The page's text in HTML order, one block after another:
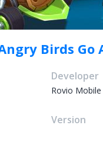
Birds Go
Developer
Rovio Mobile
Version